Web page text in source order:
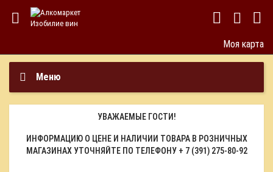
Моя карта
Меню
УВАЖАЕМЫЕ ГОСТИ!
ИНФОРМАЦИЮ О ЦЕНЕ И НАЛИЧИИ ТОВАРА В РОЗНИЧНЫХ
МАГАЗИНАХ УТОЧНЯЙТЕ ПО ТЕЛЕФОНУ + 7 (391) 275-80-92